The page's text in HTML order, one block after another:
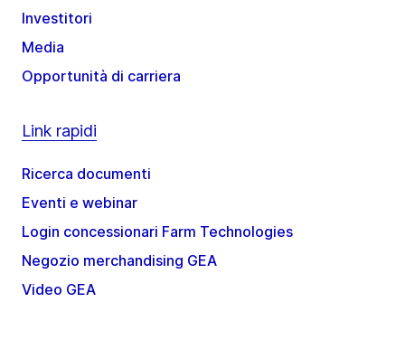
Investitori
Media
Opportunità di carriera
Link rapidi
Ricerca documenti
Eventi e webinar
Login concessionari Farm Technologies
Negozio merchandising GEA
Video GEA